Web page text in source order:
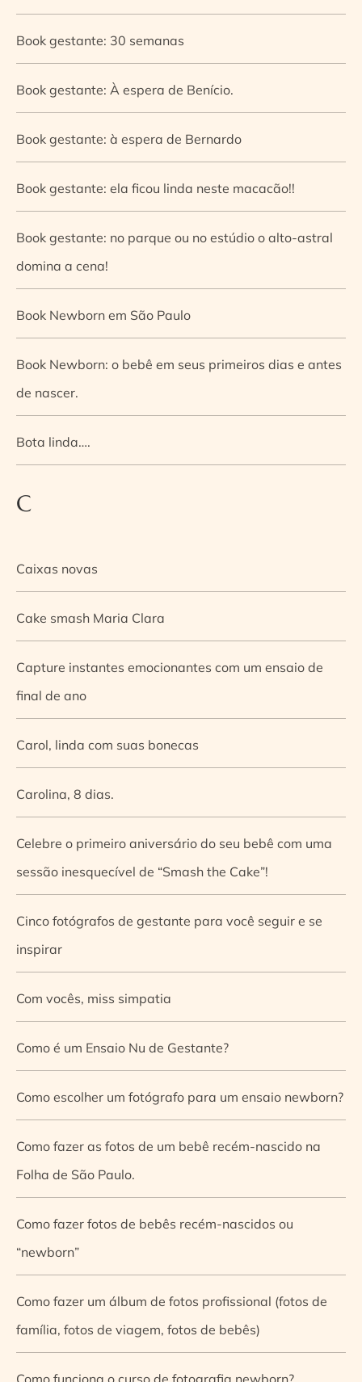
Book gestante: 30 semanas
Book gestante: À espera de Benício.
Book gestante: à espera de Bernardo
Book gestante: ela ficou linda neste macacão!!
Book gestante: no parque ou no estúdio o alto-astral
domina a cena!
Book Newborn em São Paulo
Book Newborn: o bebê em seus primeiros dias e antes
de nascer.
Bota linda….
C
Caixas novas
Cake smash Maria Clara
Capture instantes emocionantes com um ensaio de
final de ano
Carol, linda com suas bonecas
Carolina, 8 dias.
Celebre o primeiro aniversário do seu bebê com uma
sessão inesquecível de “Smash the Cake”!
Cinco fotógrafos de gestante para você seguir e se
inspirar
Com vocês, miss simpatia
Como é um Ensaio Nu de Gestante?
Como escolher um fotógrafo para um ensaio newborn?
Como fazer as fotos de um bebê recém-nascido na
Folha de São Paulo.
Como fazer fotos de bebês recém-nascidos ou
“newborn”
Como fazer um álbum de fotos profissional (fotos de
família, fotos de viagem, fotos de bebês)
Como funciona o curso de fotografia newborn?